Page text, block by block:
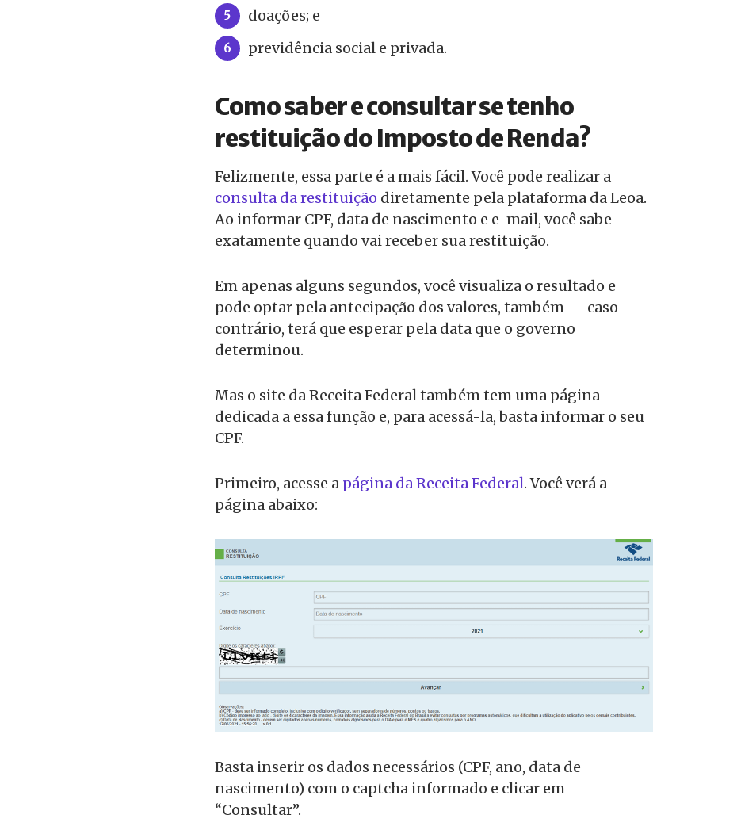
doações; e
previdência social e privada.
Como saber e consultar se tenho
restituição do Imposto de Renda?
Felizmente, essa parte é a mais fácil. Você pode realizar a
consulta da restituição diretamente pela plataforma da Leoa.
Ao informar CPF, data de nascimento e e-mail, você sabe
exatamente quando vai receber sua restituição.
Em apenas alguns segundos, você visualiza o resultado e
pode optar pela antecipação dos valores, também — caso
contrário, terá que esperar pela data que o governo
determinou.
Mas o site da Receita Federal também tem uma página
dedicada a essa função e, para acessá-la, basta informar o seu
CPF.
Primeiro, acesse a página da Receita Federal. Você verá a
página abaixo:
Basta inserir os dados necessários (CPF, ano, data de
nascimento) com o captcha informado e clicar em
“Consultar”.